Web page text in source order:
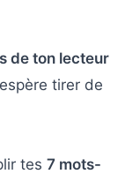
de ton lecteur
tirer de
tes 7 mots-